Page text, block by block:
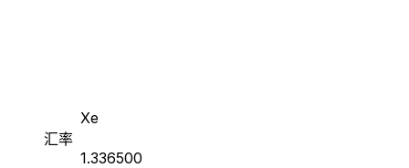
Xe
汇率
1.336500